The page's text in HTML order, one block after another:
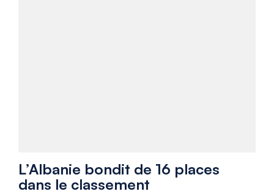
L’Albanie bondit de 16 places
dans le classement